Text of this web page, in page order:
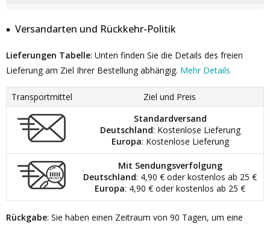
Versandarten und Rückkehr-Politik
Lieferungen Tabelle: Unten finden Sie die Details des freien
Lieferung am Ziel Ihrer Bestellung abhängig. Mehr Details
Transportmittel
Ziel und Preis
Standardversand
Deutschland: Kostenlose Lieferung
Europa: Kostenlose Lieferung
Mit Sendungsverfolgung
Deutschland: 4,90 € oder kostenlos ab 25 €
Europa: 4,90 € oder kostenlos ab 25 €
Rückgabe: Sie haben einen Zeitraum von 90 Tagen, um eine